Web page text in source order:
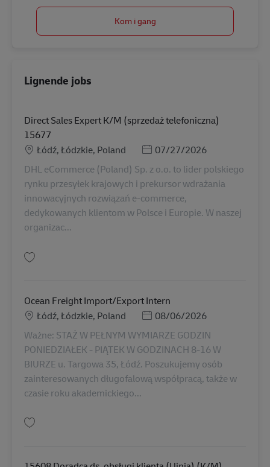
Kom i gang
Lignende jobs
Direct Sales Expert K/M (sprzedaż telefoniczna)
15677
Lokation
Łódź, Łódzkie, Poland Posted Date
07/27/2026
DHL eCommerce (Poland) Sp. z o.o. to lider polskiego
rynku przesyłek krajowych i prekursor wdrażania
innowacyjnych rozwiązań e-commerce,
dedykowanych klientom w Polsce i Europie. W naszej
organizac...
Ocean Freight Import/Export Intern
Lokation
Łódź, Łódzkie, Poland Posted Date
08/06/2026
Ważne: STAŻ W PEŁNYM WYMIARZE GODZIN
PONIEDZIAŁEK - PIĄTEK W GODZINACH 8-16 W
BIURZE u. Targowa 35, Łódź. Poszukujemy osób
zainteresowanych długofalową współpracą, także w
czasie roku akademickiego...